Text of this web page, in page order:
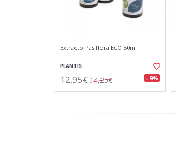
Extracto Pasiflora ECO 50ml.
PLANTIS
12,95€ 14,25€ - 9%